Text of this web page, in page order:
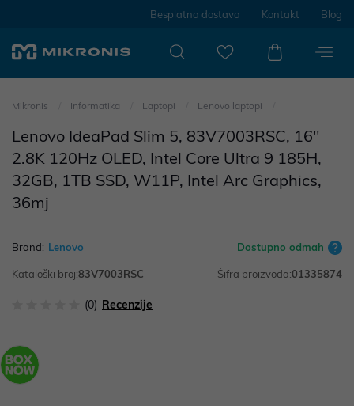
Besplatna dostava Kontakt Blog
Mikronis Informatika Laptopi Lenovo laptopi
Lenovo IdeaPad Slim 5, 83V7003RSC, 16"
2.8K 120Hz OLED, Intel Core Ultra 9 185H,
32GB, 1TB SSD, W11P, Intel Arc Graphics,
36mj
Brand: Lenovo Dostupno odmah
Kataloški broj:83V7003RSC Šifra proizvoda:01335874
(0) Recenzije